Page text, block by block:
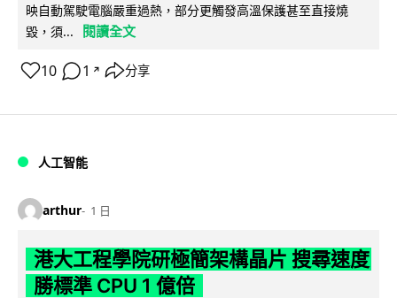
映自動駕駛電腦嚴重過熱，部分更觸發高溫保護甚至直接燒
毀，須...
閱讀全文
10 1 ↗ 分享
人工智能
arthur 1 日
港大工程學院研極簡架構晶片 搜尋速度
勝標準 CPU 1 億倍